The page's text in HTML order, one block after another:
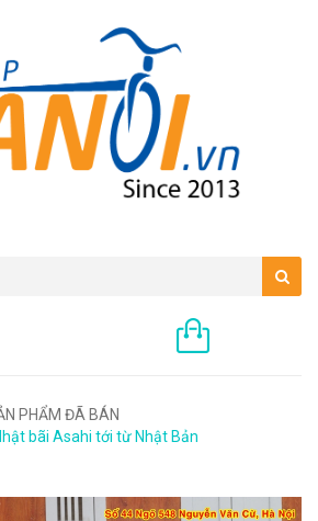
PHẨM ĐÃ BÁN
bãi Asahi tới từ Nhật Bản